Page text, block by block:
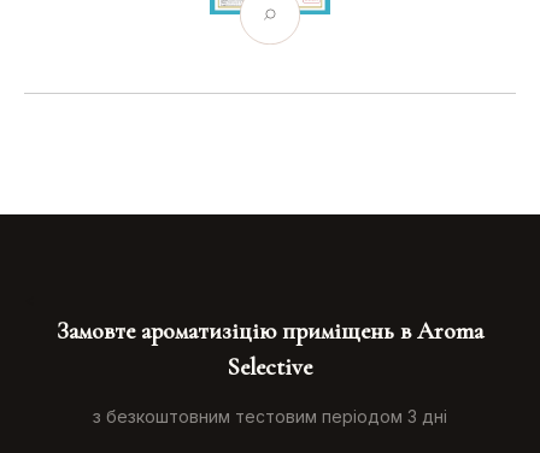
Замовте ароматизіцію приміщень в Aroma
Selective
з безкоштовним тестовим періодом 3 дні